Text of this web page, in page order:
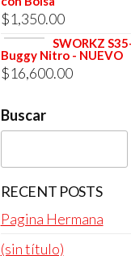
$4,800.00.
$1,350.00
SWORKZ
Buggy Nitro - NUEVO
$16,600.00
Buscar
RECENT POSTS
Pagina Hermana
(sin título)